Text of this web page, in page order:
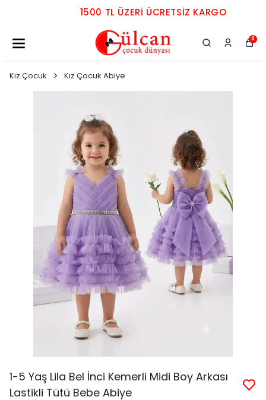
1500 TL ÜZERI ÜCRETSIZ KARGO
0
Kız Çocuk Kız Çocuk Abiye
1-5 Yaş Lila Bel İnci Kemerli Midi Boy Arkası
Lastikli Tütü Bebe Abiye